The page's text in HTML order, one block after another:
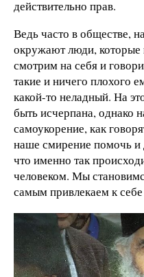
действительно прав.
Ведь часто в обществе,
окружают люди,
смотрим на себя и
такие и ничего плохого
какой-то неладный. На
быть исчерпана, однако
самоукорение, как
наше смирение помочь
что именно так
человеком. Мы
самым привлекаем к